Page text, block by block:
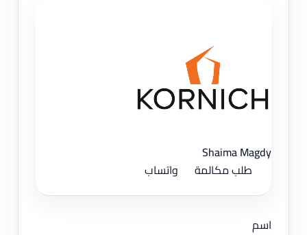
Shaima Magdy
طلب مكالمة
واتساب
اسم